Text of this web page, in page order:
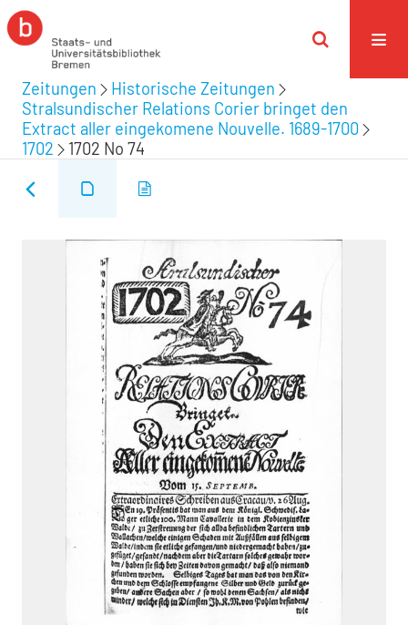
Zeitungen
Historische Zeitungen
Stralsundischer Relations Corier bringet den
Extract aller eingekomene Nouvelle. 1689-1700
1702
1702 No 74